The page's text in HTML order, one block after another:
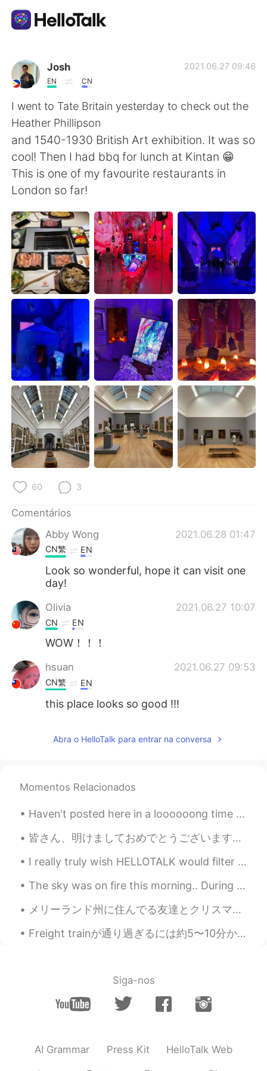
Aplicativo de troca de idioma
AI Grammar Checker
Português
English 简体中文
繁體中文 Español
العربية Français
Deutsch 日本語
한국어 Русский
ไทย Indonesia
Italiano Türkçe
Tiếng Việt
Josh
EN CN
2021.06.27 09:46
I went to Tate Britain yesterday to check out the
Heather Phillipson
and 1540-1930 British Art exhibition. It was so
cool! Then I had bbq for lunch at Kintan 😁
This is one of my favourite restaurants in
London so far!
60 3
Comentários
Abby Wong
2021.06.28 01:47
CN繁 EN
Look so wonderful, hope it can visit one
day!
Olivia 2021.06.27 10:07
CN EN
WOW！！！
hsuan 2021.06.27 09:53
CN繁 EN
this place looks so good !!!
Abra o HelloTalk para entrar na conversa
Momentos Relacionados
Haven't posted here in a loooooong time hahaha!! 😲😲 I just received these wonderful gifts from m...
皆さん、明けましておめでとうございます！これからもよろしくお願いします！ナイチャちゃんも挨拶したい！😸 この10年は私に一番刺激的なものでした。 Cheers! カンパイ！ 新年の抱負があり...
I really truly wish HELLOTALK would filter all these fake profile accounts... MF’s think they can...
The sky was on fire this morning.. During my vacation in Korea I learned the expression 불금 (Fire ...
メリーランド州に住んでる友達とクリスマスをお祝いしました。友達と私の写真を撮りながら、、彼女の息子さんも写真に写りたがっています。彼は走りてカメラの前にに立ちました。彼のお母さんはもう見えなかった。😂
Freight trainが通り過ぎるには約5〜10分かかります。急いでいるとき、これはちょっとめんどくさいですが、実は、Freight train graffiti を見るのが、私に、ちょっと...
Siga-nos
AI Grammar Press Kit HelloTalk Web